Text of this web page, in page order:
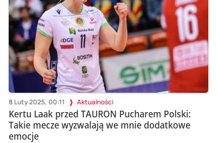
8 Luty 2025, 00:11 Aktualności
Kertu Laak przed TAURON Pucharem Polski:
Takie mecze wyzwalają we mnie dodatkowe
emocje